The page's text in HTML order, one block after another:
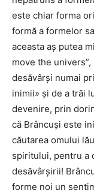
este chiar forma
formă a formelor
aceasta aş putea
move the
desăvârşi numai
inimii» şi de a trăi
devenire, prin
că Brâncuşi este
căutarea omului
spiritului, pentru a
desăvârşirii!
forme noi un